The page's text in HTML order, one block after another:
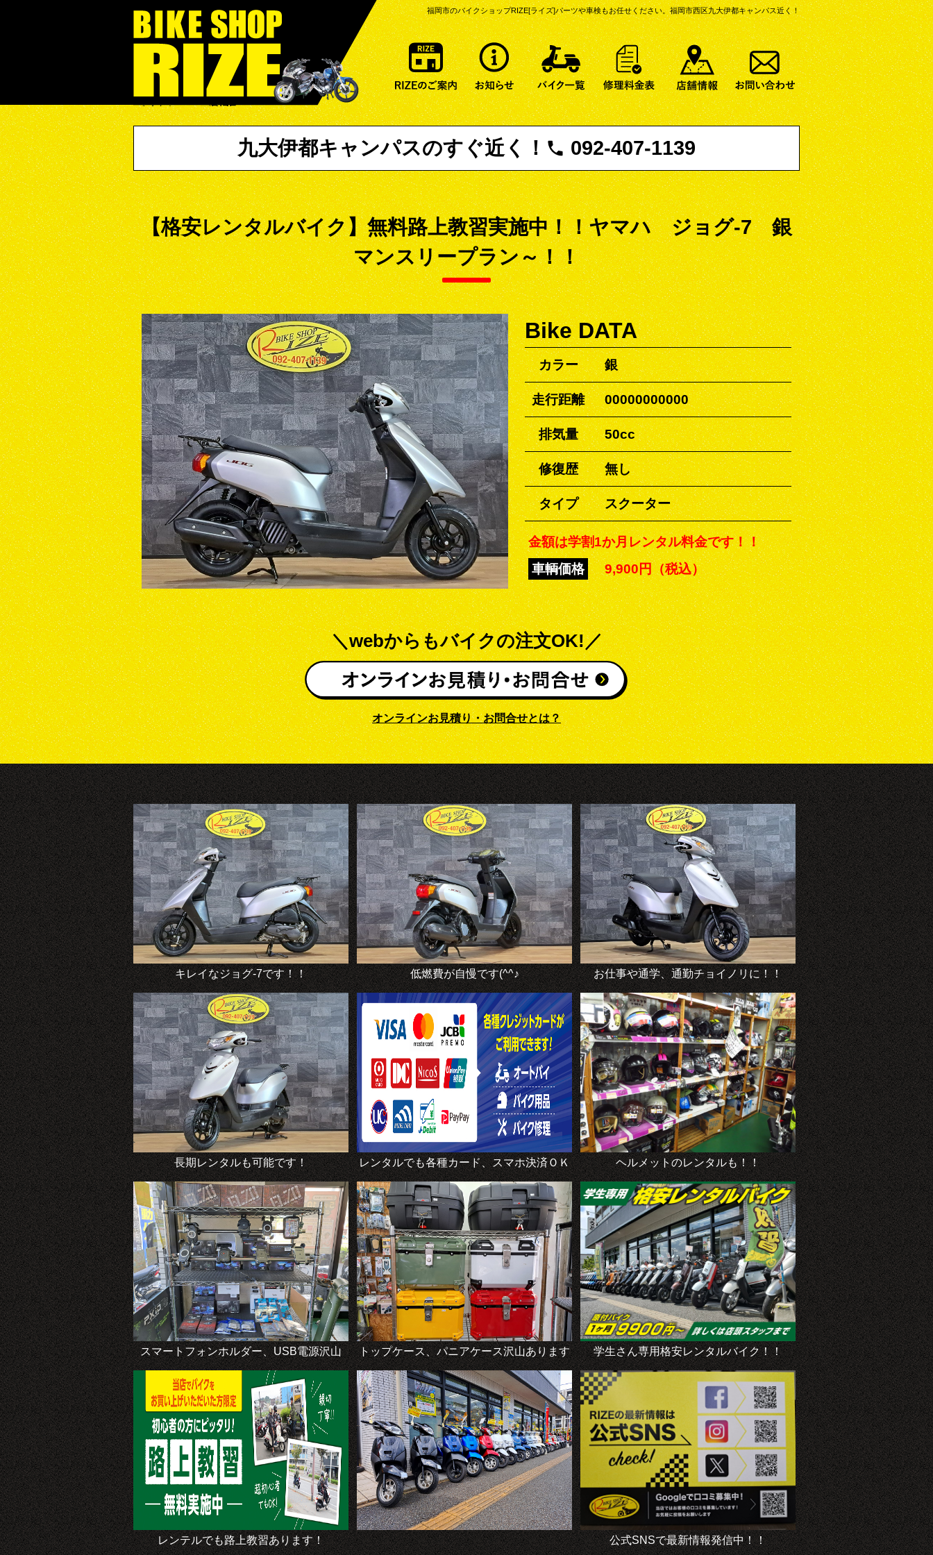
バイクショップRIZE
福岡市のバイクショップRIZE[ライズ]パーツや車検もお任せください。福岡市西区九大伊都キャンパス近く！
RIZEのご案内お知らせ一覧特選バイク一覧修理料金表 店舗情報 お問い合わせ
九大伊都キャンパスのすぐ近く！ 092-407-1139
【格安レンタルバイク】無料路上教習実施中！！ヤマハ ジョグ-7 銀
マンスリープラン～！！
Bike DATA
カラー 銀
走行距離 00000000000
排気量 50cc
修復歴 無し
タイプ スクーター
金額は学割1か月レンタル料金です！！
車輌価格
9,900円（税込）
＼webからもバイクの注文OK!／
オンラインお見積り・お問合せとは？
キレイなジョグ-7です！！ 低燃費が自慢です(^^♪ お仕事や通学、通勤チョイノリに！！
長期レンタルも可能です！ レンタルでも各種カード、スマホ決済ＯＫ ヘルメットのレンタルも！！
スマートフォンホルダー、USB電源沢山 トップケース、パニアケース沢山あります 学生さん専用格安レンタルバイク！！
レンテルでも路上教習あります！ 公式SNSで最新情報発信中！！